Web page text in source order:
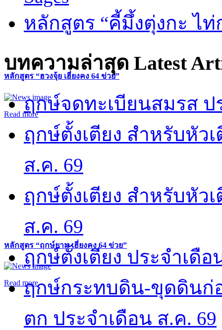
หลักสูตร “ฮวงจุ้ย เฮี่ยงคง 64 ข่วย”
Read more
หลักสูตร “ฤกษ์ยาม เฮี่ยงคง 64 ข่วย”
Read more
หลักสูตร “คี้มึ้งตุ่งกะ ไ
บทความล่าสุด Latest
ฤกษ์จดทะเบียนสมรส ป
ฤกษ์ตั้งเตียง สำหรับหัว
ส.ค. 69
ฤกษ์ตั้งเตียง สำหรับหัว
ส.ค. 69
ฤกษ์ตั้งเตียง ประจำเดือ
ฤกษ์กระทบดิน-ขุดดินก่
ตก ประจำเดือน ส.ค. 69